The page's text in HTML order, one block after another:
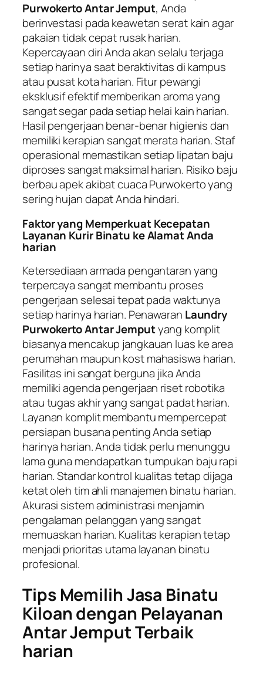
Purwokerto Antar Jemput, Anda
berinvestasi pada keawetan serat kain agar
pakaian tidak cepat rusak harian.
Kepercayaan diri Anda akan selalu terjaga
setiap harinya saat beraktivitas di kampus
atau pusat kota harian. Fitur pewangi
eksklusif efektif memberikan aroma yang
sangat segar pada setiap helai kain harian.
Hasil pengerjaan benar-benar higienis dan
memiliki kerapian sangat merata harian. Staf
operasional memastikan setiap lipatan baju
diproses sangat maksimal harian. Risiko baju
berbau apek akibat cuaca Purwokerto yang
sering hujan dapat Anda hindari.
Faktor yang Memperkuat Kecepatan
Layanan Kurir Binatu ke Alamat Anda
harian
Ketersediaan armada pengantaran yang
terpercaya sangat membantu proses
pengerjaan selesai tepat pada waktunya
setiap harinya harian. Penawaran Laundry
Purwokerto Antar Jemputyang komplit
biasanya mencakup jangkauan luas ke area
perumahan maupun kost mahasiswa harian.
Fasilitas ini sangat berguna jika Anda
memiliki agenda pengerjaan riset robotika
atau tugas akhir yang sangat padat harian.
Layanan komplit membantu mempercepat
persiapan busana penting Anda setiap
harinya harian. Anda tidak perlu menunggu
lama guna mendapatkan tumpukan baju rapi
harian. Standar kontrol kualitas tetap dijaga
ketat oleh tim ahli manajemen binatu harian.
Akurasi sistem administrasi menjamin
pengalaman pelanggan yang sangat
memuaskan harian. Kualitas kerapian tetap
menjadi prioritas utama layanan binatu
profesional.
Tips Memilih Jasa Binatu
Kiloan dengan Pelayanan
Antar Jemput Terbaik
harian